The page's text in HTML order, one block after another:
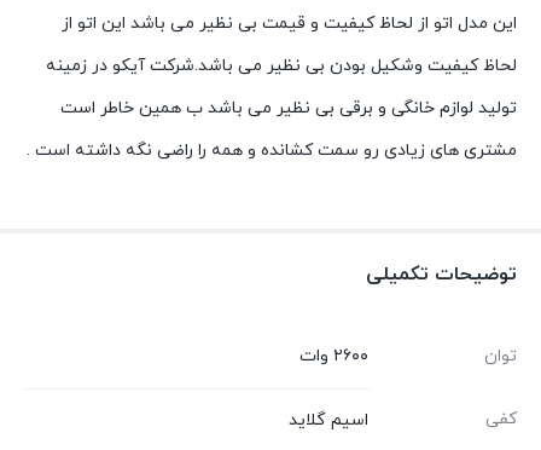
این مدل اتو از لحاظ کیفیت و قیمت بی نظیر می باشد این اتو از
لحاظ کیفیت وشکیل بودن بی نظیر می باشد.شرکت آیکو در زمینه
تولید لوازم خانگی و برقی بی نظیر می باشد ب همین خاطر است
مشتری های زیادی رو سمت کشانده و همه را راضی نگه داشته است .
توضیحات تکمیلی
توان ۲۶۰۰ وات
کفی اسیم گلاید